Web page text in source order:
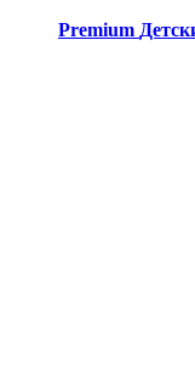
Premium